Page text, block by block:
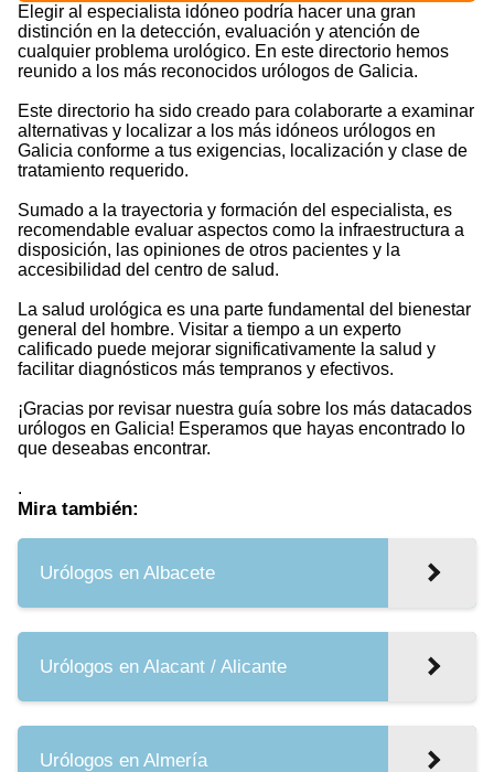
Elegir al especialista idóneo podría hacer una gran
distinción en la detección, evaluación y atención de
cualquier problema urológico. En este directorio hemos
reunido a los más reconocidos urólogos de Galicia.
Este directorio ha sido creado para colaborarte a examinar
alternativas y localizar a los más idóneos urólogos en
Galicia conforme a tus exigencias, localización y clase de
tratamiento requerido.
Sumado a la trayectoria y formación del especialista, es
recomendable evaluar aspectos como la infraestructura a
disposición, las opiniones de otros pacientes y la
accesibilidad del centro de salud.
La salud urológica es una parte fundamental del bienestar
general del hombre. Visitar a tiempo a un experto
calificado puede mejorar significativamente la salud y
facilitar diagnósticos más tempranos y efectivos.
¡Gracias por revisar nuestra guía sobre los más datacados
urólogos en Galicia! Esperamos que hayas encontrado lo
que deseabas encontrar.
.
Mira también:
Urólogos en Albacete
Urólogos en Alacant / Alicante
Urólogos en Almería